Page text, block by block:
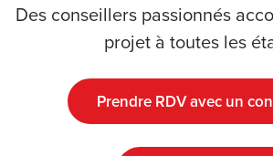
Des conseillers passionnés
projet à toutes les
Prendre RDV avec un